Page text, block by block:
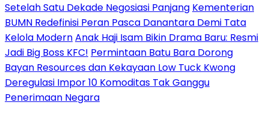
Setelah Satu Dekade Negosiasi Panjang Kementerian
BUMN Redefinisi Peran Pasca Danantara Demi Tata
Kelola ModernAnak Haji Isam Bikin Drama Baru: Resmi
Jadi Big Boss KFC! Permintaan Batu Bara Dorong
Bayan Resources dan Kekayaan Low Tuck Kwong
Deregulasi Impor 10 Komoditas Tak Ganggu
Penerimaan Negara